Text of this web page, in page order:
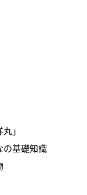
」
の基礎知識